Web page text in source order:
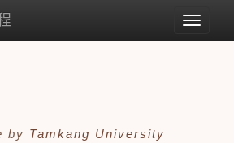
Toggle
by Tamkang University